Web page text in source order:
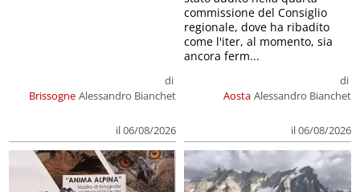
Brissogne
di
Alessandro Bianchet
il 06/08/2026
Aosta
di
Alessandro Bianchet
il 06/08/2026
commissione del Consiglio
regionale, dove ha ribadito
come l'iter, al momento, sia
ancora ferm...